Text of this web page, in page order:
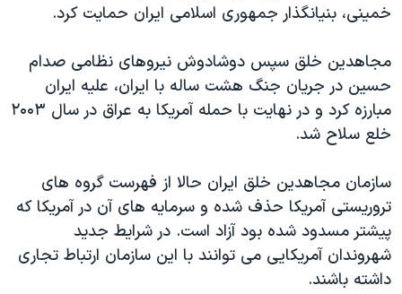
خمینی، بنیانگذار جمهوری اسلامی ایران حمایت کرد. ‬
مجاهدین خلق سپس دوشادوش نیروهای نظامی صدام
حسین در جریان جنگ هشت ساله با ایران، علیه ایران
مبارزه کرد و در نهایت با حمله آمریکا به عراق در سال ۲۰۰۳
خلع سلاح شد. ‬
سازمان مجاهدین خلق ایران حالا از فهرست گروه های
تروریستی آمریکا حذف شده و سرمایه های آن در آمریکا که
پیشتر مسدود شده بود آزاد است. در شرایط جدید
شهروندان آمریکایی می توانند با این سازمان ارتباط تجاری
داشته باشند. ‬